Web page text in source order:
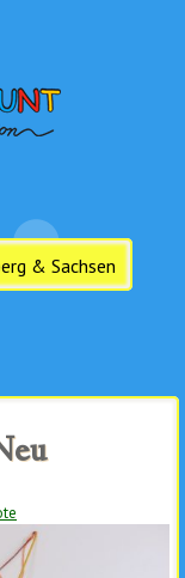
& Sachsen